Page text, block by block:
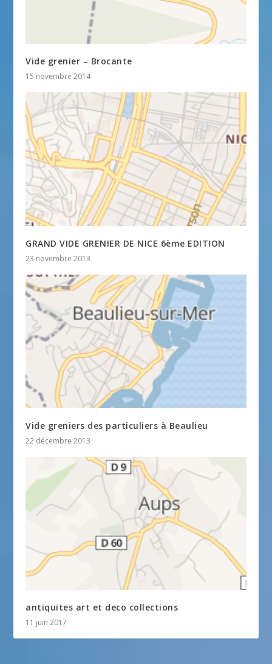
Vide grenier – Brocante
15 novembre 2014
GRAND VIDE GRENIER DE NICE 6ème EDITION
23 novembre 2013
Vide greniers des particuliers à Beaulieu
22 décembre 2013
antiquites art et deco collections
11 juin 2017